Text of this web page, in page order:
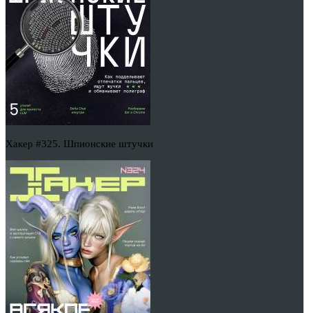
Хакер #325. Шпионские штучки